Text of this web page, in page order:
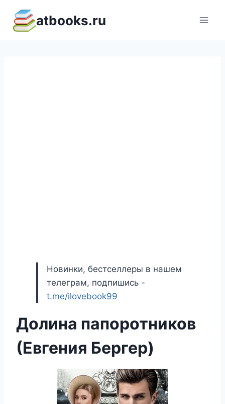
содержимому
atbooks.ru
Новинки, бестселлеры в нашем
телеграм, подпишись -
t.me/ilovebook99
Долина папоротников
(Евгения Бергер)